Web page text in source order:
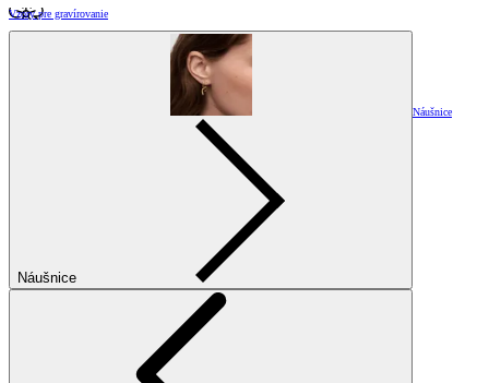
Vzory pre gravírovanie
Náušnice
Náušnice